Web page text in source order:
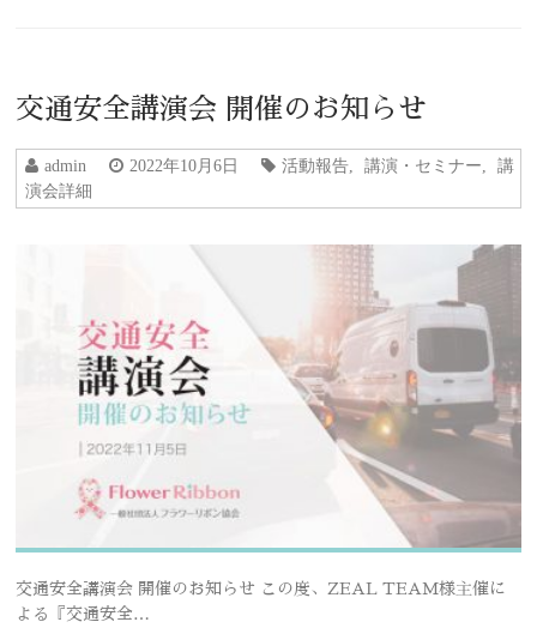
交通安全講演会 開催のお知らせ
admin 2022年10月6日 活動報告 講演・セミナー
講
演会詳細
交通安全講演会 開催のお知らせ この度、ZEAL TEAM様主催に
よる『交通安全…